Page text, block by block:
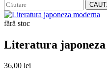
fără stoc
Literatura
36,00 lei